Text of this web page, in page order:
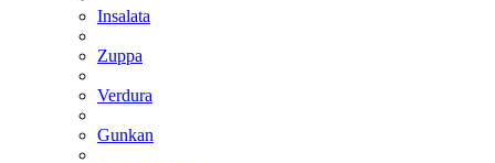
Insalata
Zuppa
Verdura
Gunkan